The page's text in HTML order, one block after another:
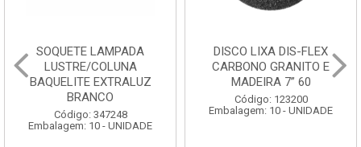
SOQUETE LAMPADA
LUSTRE/COLUNA
BAQUELITE EXTRALUZ
BRANCO
Código: 347248
Embalagem: 10 - UNIDADE
DISCO LIXA DIS-FLEX
CARBONO GRANITO E
MADEIRA 7” 60
Código: 123200
Embalagem: 10 - UNIDADE